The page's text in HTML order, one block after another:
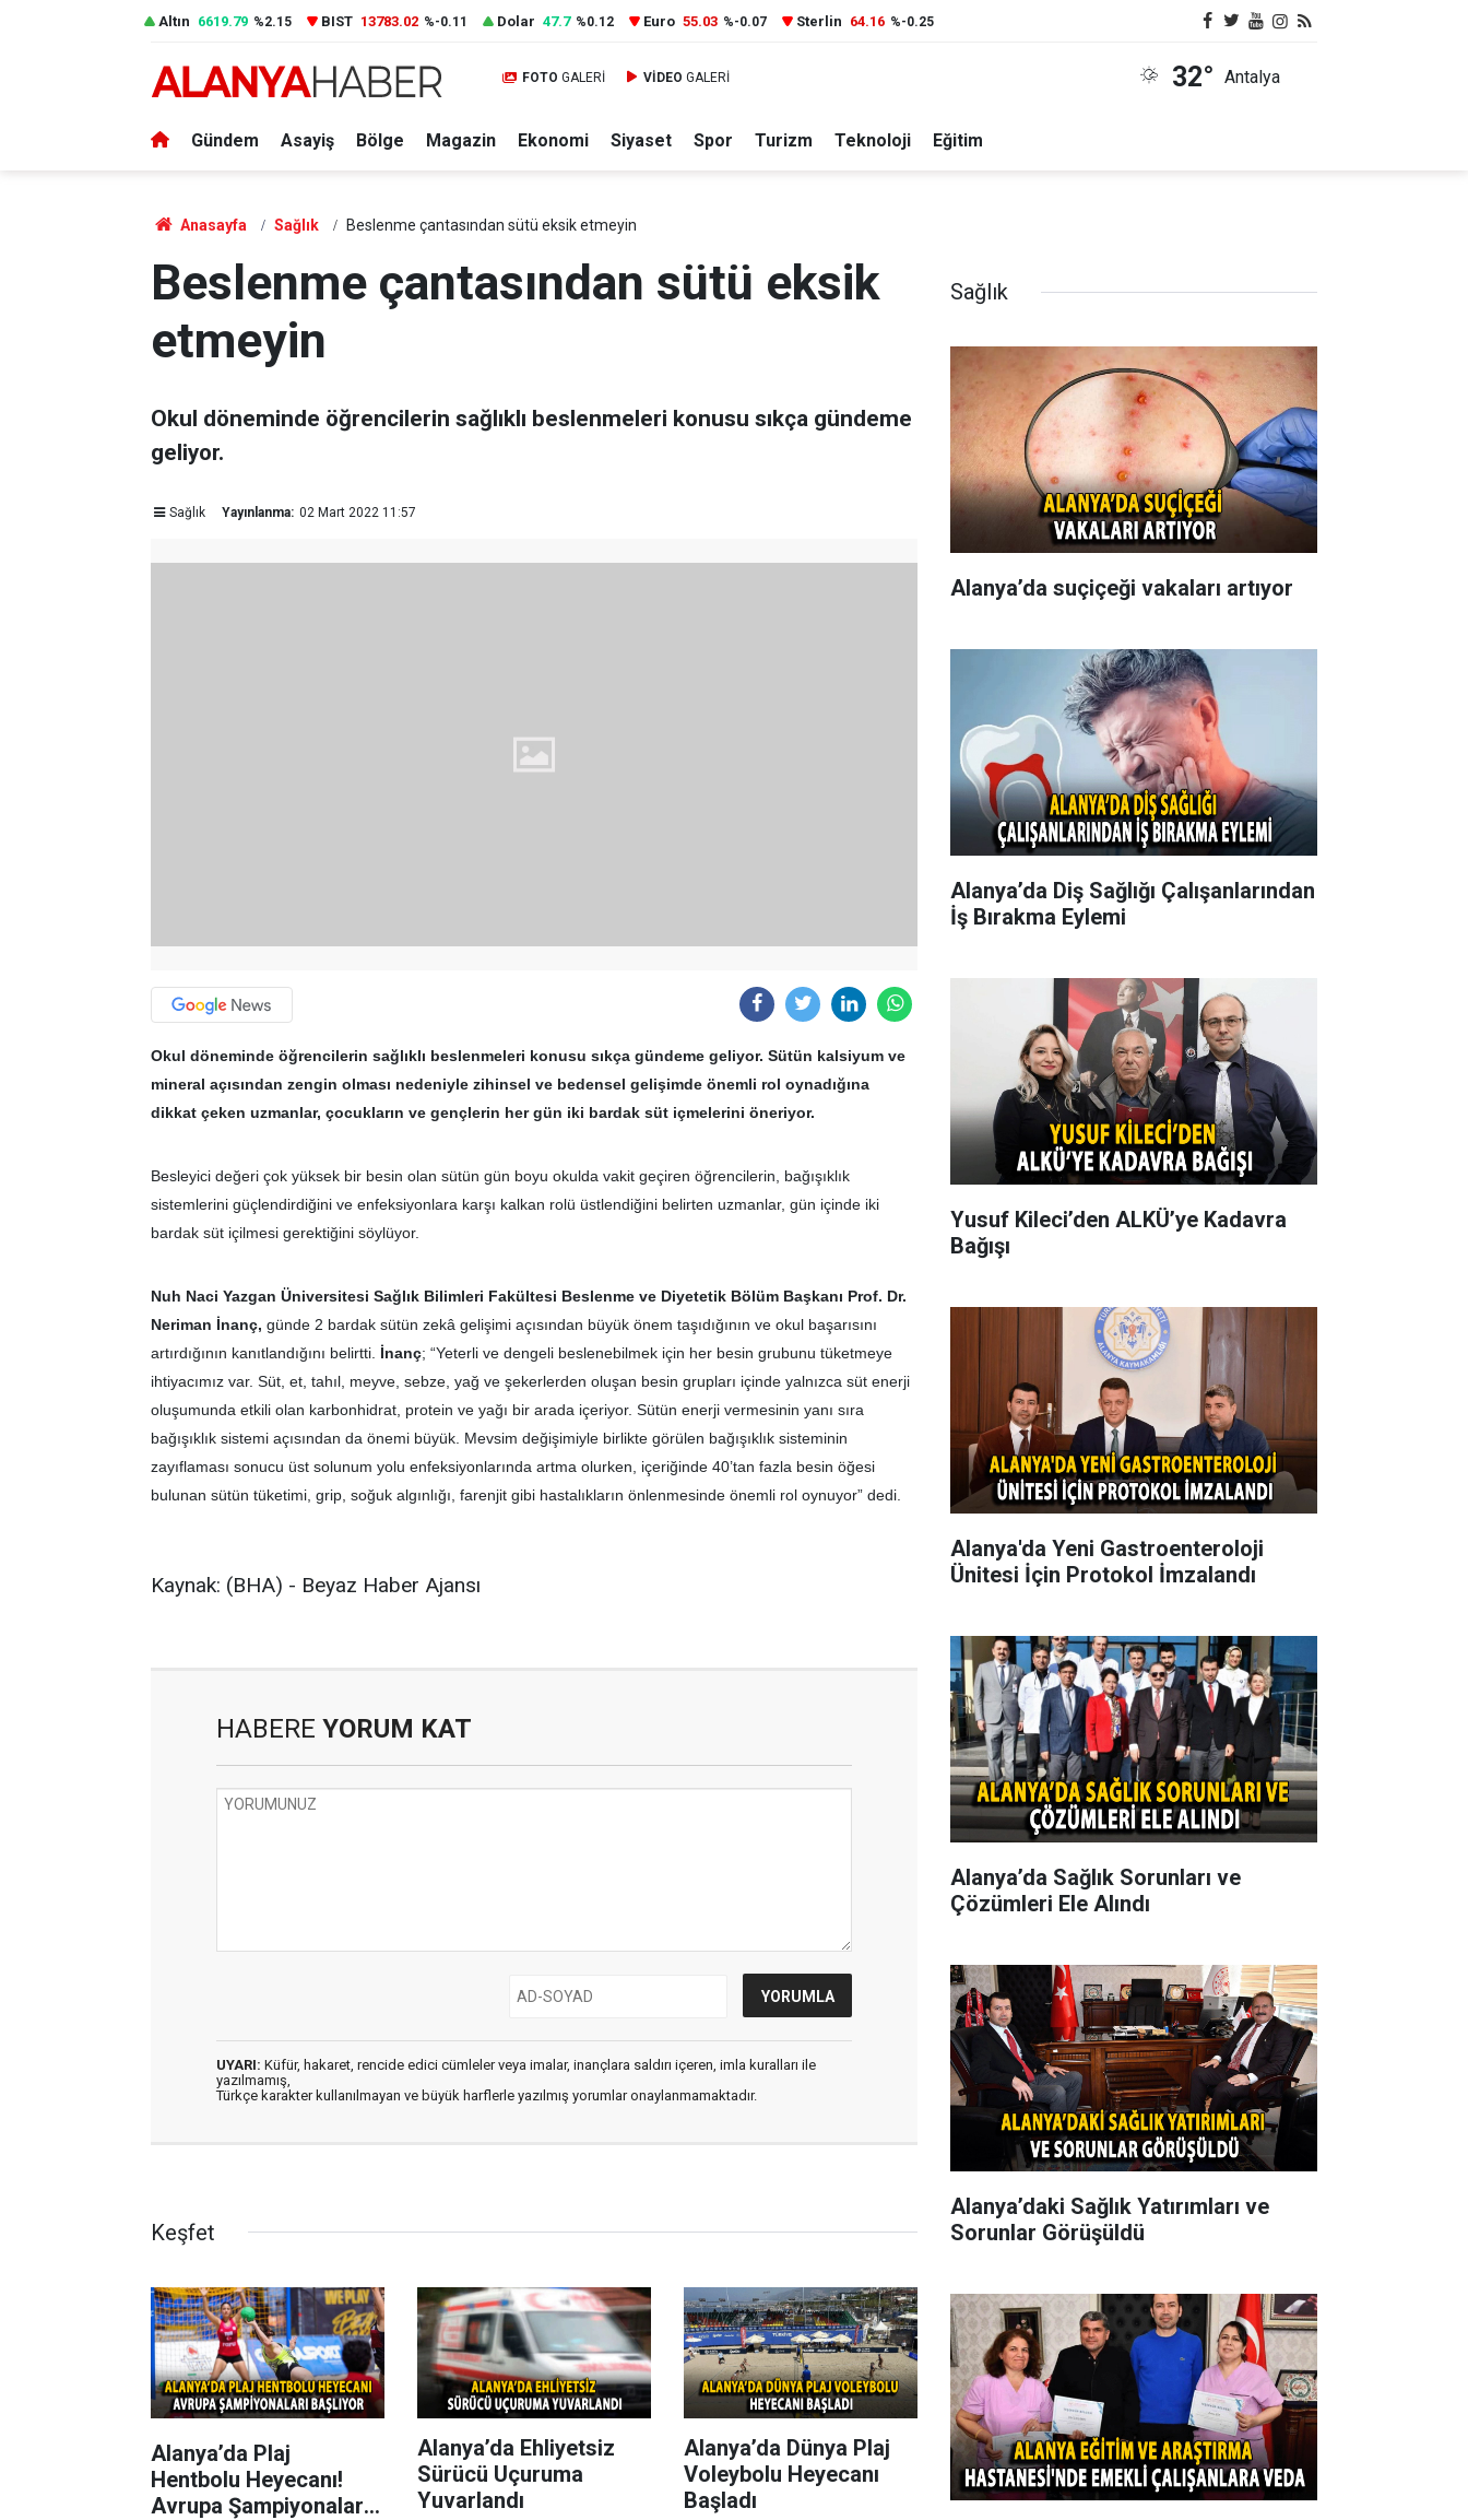
Altın 6619.79 %2.15 BIST 13783.02 %-0.11 Dolar 47.7 %0.12 Euro 55.03 %-0.07 Sterlin 64.16 %-0.25
FOTO GALERİ VİDEO GALERİ 32° Antalya
Gündem Asayiş Bölge Magazin Ekonomi Siyaset Spor Turizm Teknoloji Eğitim
Anasayfa Sağlık Beslenme çantasından sütü eksik etmeyin
Beslenme çantasından sütü eksik
etmeyin
Okul döneminde öğrencilerin sağlıklı beslenmeleri konusu sıkça gündeme
geliyor.
Sağlık Yayınlanma: 02 Mart 2022 11:57
Okul döneminde öğrencilerin sağlıklı beslenmeleri konusu sıkça gündeme geliyor. Sütün kalsiyum ve
mineral açısından zengin olması nedeniyle zihinsel ve bedensel gelişimde önemli rol oynadığına
dikkat çeken uzmanlar, çocukların ve gençlerin her gün iki bardak süt içmelerini öneriyor.
Besleyici değeri çok yüksek bir besin olan sütün gün boyu okulda vakit geçiren öğrencilerin, bağışıklık
sistemlerini güçlendirdiğini ve enfeksiyonlara karşı kalkan rolü üstlendiğini belirten uzmanlar, gün içinde iki
bardak süt içilmesi gerektiğini söylüyor.
Nuh Naci Yazgan Üniversitesi Sağlık Bilimleri Fakültesi Beslenme ve Diyetetik Bölüm Başkanı Prof. Dr.
Neriman İnanç, günde 2 bardak sütün zekâ gelişimi açısından büyük önem taşıdığının ve okul başarısını
artırdığının kanıtlandığını belirtti. İnanç; “Yeterli ve dengeli beslenebilmek için her besin grubunu tüketmeye
ihtiyacımız var. Süt, et, tahıl, meyve, sebze, yağ ve şekerlerden oluşan besin grupları içinde yalnızca süt enerji
oluşumunda etkili olan karbonhidrat, protein ve yağı bir arada içeriyor. Sütün enerji vermesinin yanı sıra
bağışıklık sistemi açısından da önemi büyük. Mevsim değişimiyle birlikte görülen bağışıklık sisteminin
zayıflaması sonucu üst solunum yolu enfeksiyonlarında artma olurken, içeriğinde 40’tan fazla besin öğesi
bulunan sütün tüketimi, grip, soğuk algınlığı, farenjit gibi hastalıkların önlenmesinde önemli rol oynuyor” dedi.
Kaynak: (BHA) - Beyaz Haber Ajansı
HABERE YORUM KAT
UYARI: Küfür, hakaret, rencide edici cümleler veya imalar, inançlara saldırı içeren, imla kuralları ile
yazılmamış,
Türkçe karakter kullanılmayan ve büyük harflerle yazılmış yorumlar onaylanmamaktadır.
Keşfet
Alanya’da Plaj
Hentbolu Heyecanı!
Avrupa Şampiyonaları
Alanya’da Ehliyetsiz
Sürücü Uçuruma
Yuvarlandı
Alanya’da Dünya Plaj
Voleybolu Heyecanı
Başladı
Sağlık
Alanya’da suçiçeği vakaları artıyor
Alanya’da Diş Sağlığı Çalışanlarından
İş Bırakma Eylemi
Yusuf Kileci’den ALKÜ’ye Kadavra
Bağışı
Alanya'da Yeni Gastroenteroloji
Ünitesi İçin Protokol İmzalandı
Alanya’da Sağlık Sorunları ve
Çözümleri Ele Alındı
Alanya’daki Sağlık Yatırımları ve
Sorunlar Görüşüldü